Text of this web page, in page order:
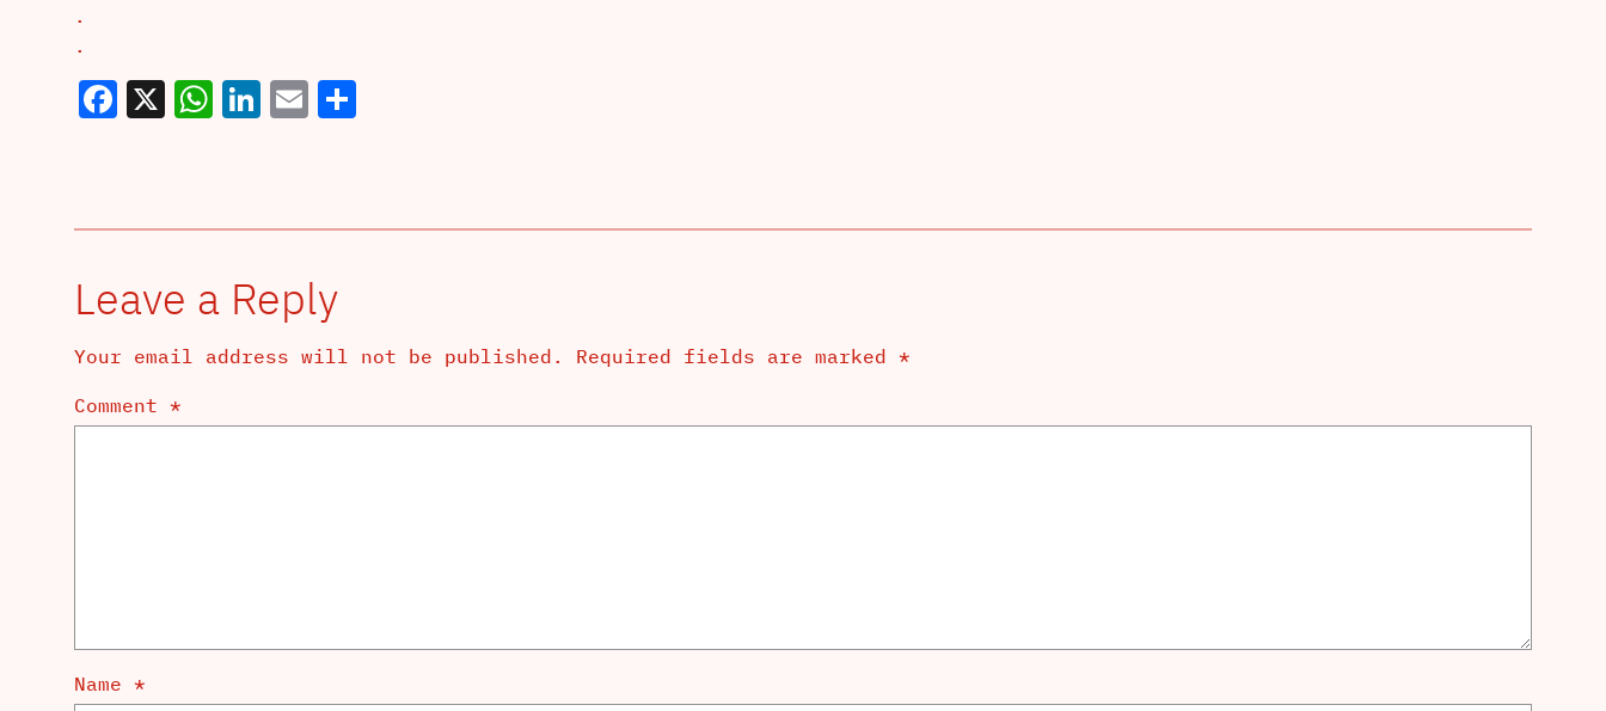
.
.
Facebook
X WhatsApp
LinkedIn
EmailShare
Leave a Reply
Your email address will not be published. Required fields are marked *
Comment *
Name *